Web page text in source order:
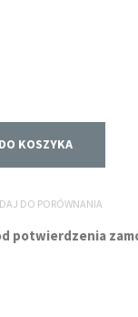
KOSZYKA
DO PORÓWNANIA
potwierdzenia